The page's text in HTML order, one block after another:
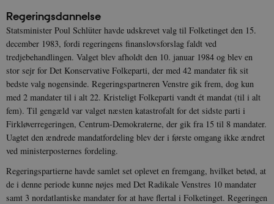
Regeringsdannelse
Statsminister Poul Schlüter havde udskrevet valg til Folketinget den 15.
december 1983, fordi regeringens finanslovsforslag faldt ved
tredjebehandlingen. Valget blev afholdt den 10. januar 1984 og blev en
stor sejr for Det Konservative Folkeparti, der med 42 mandater fik sit
bedste valg nogensinde. Regeringspartneren Venstre gik frem, dog kun
med 2 mandater til i alt 22. Kristeligt Folkeparti vandt ét mandat (til i alt
fem). Til gengæld var valget næsten katastrofalt for det sidste parti i
Firkløverregeringen, Centrum-Demokraterne, der gik fra 15 til 8 mandater.
Uagtet den ændrede mandatfordeling blev der i første omgang ikke ændret
ved ministerposternes fordeling.
Regeringspartierne havde samlet set oplevet en fremgang, hvilket betød, at
de i denne periode kunne nøjes med Det Radikale Venstres 10 mandater
samt 3 nordatlantiske mandater for at have flertal i Folketinget. Regeringen